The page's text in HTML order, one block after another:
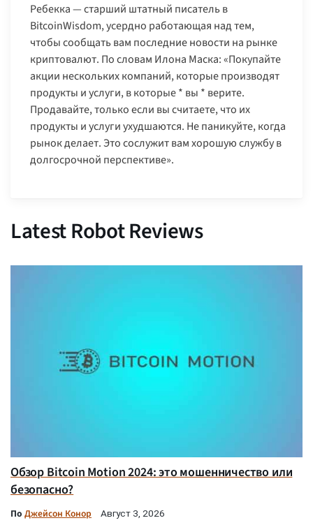
Ребекка — старший штатный писатель в
BitcoinWisdom, усердно работающая над тем,
чтобы сообщать вам последние новости на рынке
криптовалют. По словам Илона Маска: «Покупайте
акции нескольких компаний, которые производят
продукты и услуги, в которые * вы * верите.
Продавайте, только если вы считаете, что их
продукты и услуги ухудшаются. Не паникуйте, когда
рынок делает. Это сослужит вам хорошую службу в
долгосрочной перспективе».
Latest Robot Reviews
Обзор Bitcoin Motion 2024: это мошенничество или
безопасно?
По Джейсон Конор Август 3, 2026